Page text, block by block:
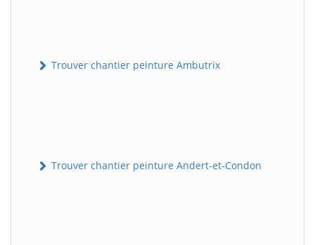
Trouver chantier peinture Ambutrix
Trouver chantier peinture Andert-et-Condon